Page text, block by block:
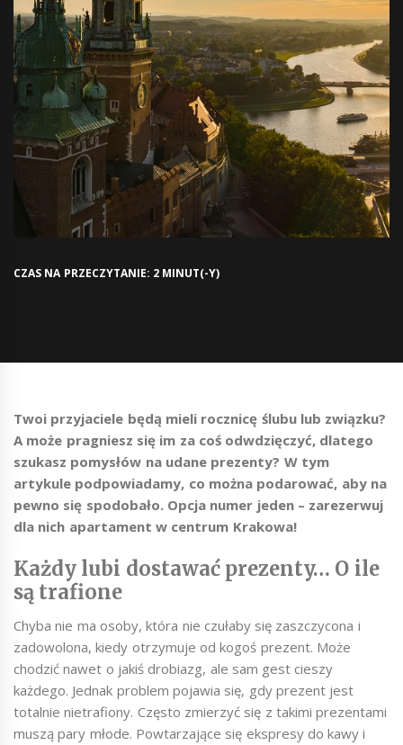
CZAS NA PRZECZYTANIE: 2 MINUT(-Y)
Twoi przyjaciele będą mieli rocznicę ślubu lub związku?
A może pragniesz się im za coś odwdzięczyć, dlatego
szukasz pomysłów na udane prezenty? W tym
artykule podpowiadamy, co można podarować, aby na
pewno się spodobało. Opcja numer jeden – zarezerwuj
dla nich apartament w centrum Krakowa!
Każdy lubi dostawać prezenty… O ile
są trafione
Chyba nie ma osoby, która nie czułaby się zaszczycona i
zadowolona, kiedy otrzymuje od kogoś prezent. Może
chodzić nawet o jakiś drobiazg, ale sam gest cieszy
każdego. Jednak problem pojawia się, gdy prezent jest
totalnie nietrafiony. Często zmierzyć się z takimi prezentami
muszą pary młode. Powtarzające się ekspresy do kawy i